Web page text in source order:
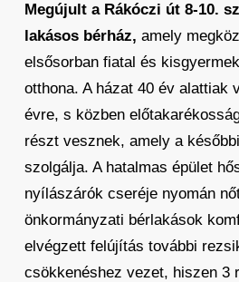
Megújult a Rákóczi út 8-10.
lakásos bérház, amely
elsősorban fiatal és
otthona. A házat 40 év alattiak
évre, s közben
részt vesznek, amely a
szolgálja. A hatalmas épület
nyílászárók cseréje nyomán
önkormányzati bérlakások
elvégzett felújítás további
csökkenéshez vezet, hiszen 3